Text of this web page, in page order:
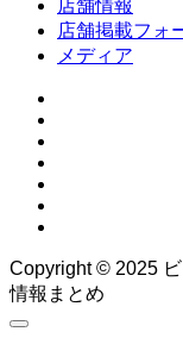
店舗情報
店舗掲載フォ
メディア
Copyright © 2025
情報まとめ